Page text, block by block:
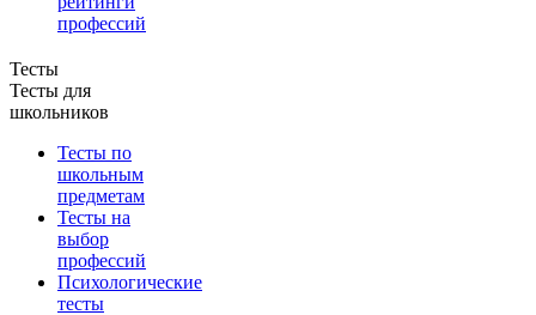
профессий
Тесты
Тесты для
школьников
Тесты по
школьным
предметам
Тесты на
выбор
профессий
Психологические
тесты